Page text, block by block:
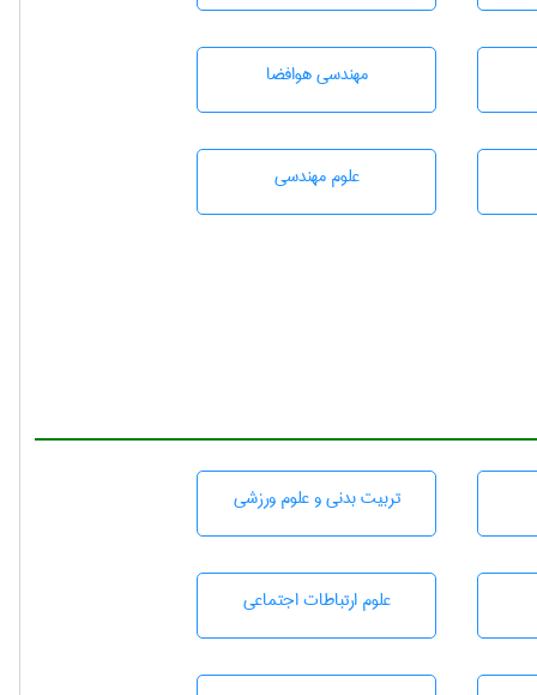
مهندسی هوافضا
علوم مهندسی
تربيت بدنی و علوم ورزشی
علوم ارتباطات اجتماعی